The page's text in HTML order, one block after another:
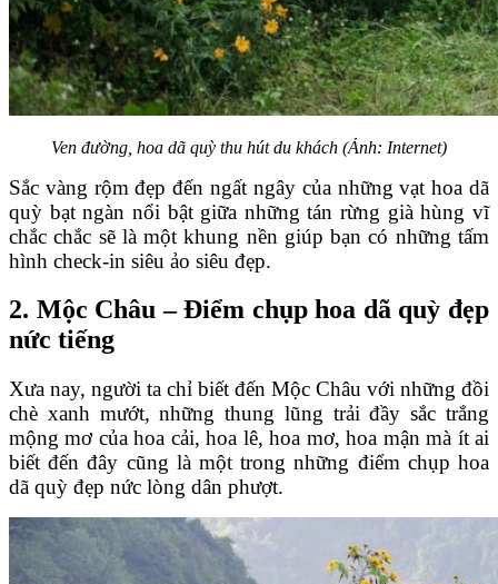
Ven đường, hoa dã quỳ thu hút du khách (Ảnh: Internet)
Sắc vàng rộm đẹp đến ngất ngây của những vạt hoa dã
quỳ bạt ngàn nổi bật giữa những tán rừng già hùng vĩ
chắc chắc sẽ là một khung nền giúp bạn có những tấm
hình check-in siêu ảo siêu đẹp.
2. Mộc Châu – Điểm chụp hoa dã quỳ đẹp
nức tiếng
Xưa nay, người ta chỉ biết đến Mộc Châu với những đồi
chè xanh mướt, những thung lũng trải đầy sắc trắng
mộng mơ của hoa cải, hoa lê, hoa mơ, hoa mận mà ít ai
biết đến đây cũng là một trong những điểm chụp hoa
dã quỳ đẹp nức lòng dân phượt.